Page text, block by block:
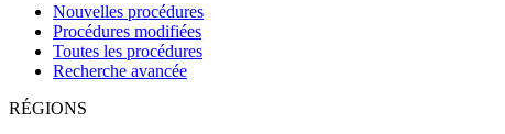
Nouvelles procédures
Procédures modifiées
Toutes les procédures
Recherche avancée
RÉGIONS